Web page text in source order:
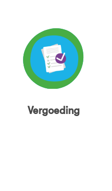
Vergoeding